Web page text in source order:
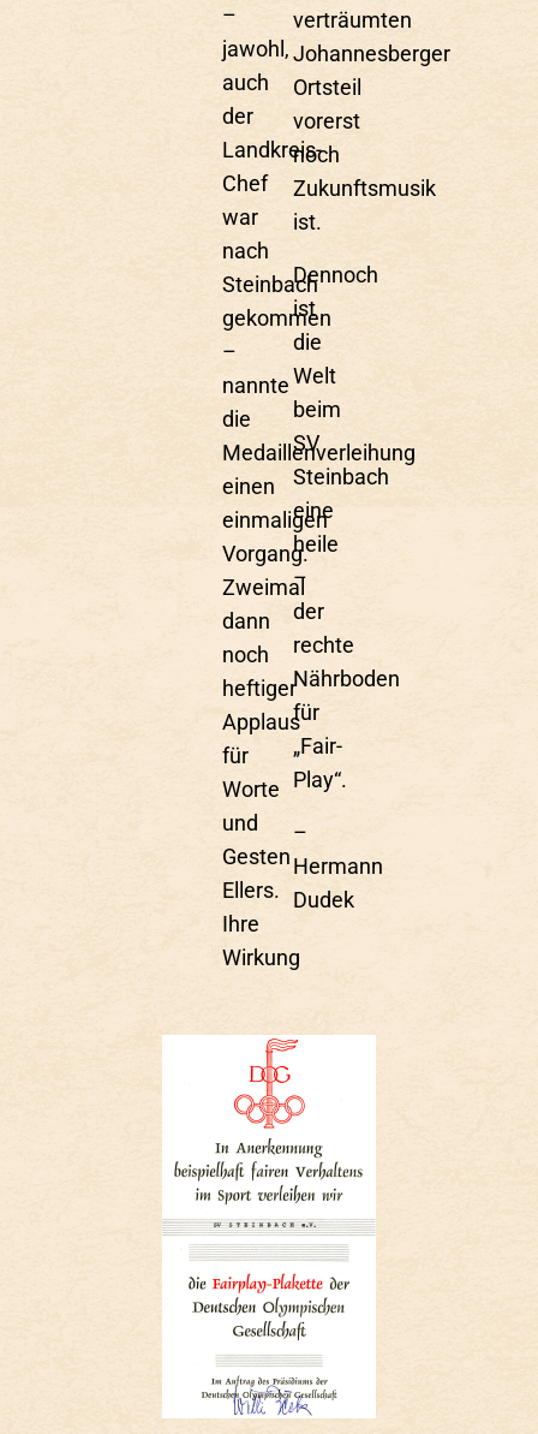
–
jawohl,
auch
der
Landkreis-
Chef
war
nach
Steinbach
gekommen
–
nannte
die
Medaillenverleihung
einen
einmaligen
Vorgang.
Zweimal
dann
noch
heftiger
Applaus
für
Worte
und
Gesten
Ellers.
Ihre
Wirkung
verträumten
Johannesberger
Ortsteil
vorerst
noch
Zukunftsmusik
ist.
Dennoch
ist
die
Welt
beim
SV
Steinbach
eine
heile
–
der
rechte
Nährboden
für
„Fair-
Play“.
–
Hermann
Dudek